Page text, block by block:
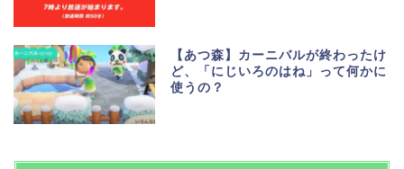
【あつ森】カーニバルが終わったけ
ど、「にじいろのはね」って何かに
使うの？